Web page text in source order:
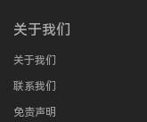
Concert D samples,
culmination of
关于我们
关于我们
联系我们
免责声明